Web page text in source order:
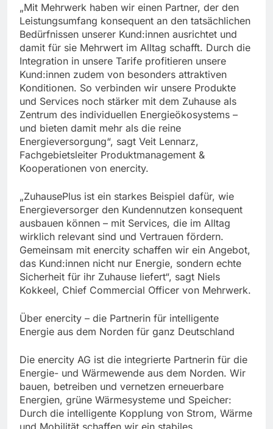
„Mit Mehrwerk haben wir einen Partner, der den
Leistungsumfang konsequent an den tatsächlichen
Bedürfnissen unserer Kund:innen ausrichtet und
damit für sie Mehrwert im Alltag schafft. Durch die
Integration in unsere Tarife profitieren unsere
Kund:innen zudem von besonders attraktiven
Konditionen. So verbinden wir unsere Produkte
und Services noch stärker mit dem Zuhause als
Zentrum des individuellen Energieökosystems –
und bieten damit mehr als die reine
Energieversorgung“, sagt Veit Lennarz,
Fachgebietsleiter Produktmanagement &
Kooperationen von enercity.
„ZuhausePlus ist ein starkes Beispiel dafür, wie
Energieversorger den Kundennutzen konsequent
ausbauen können – mit Services, die im Alltag
wirklich relevant sind und Vertrauen fördern.
Gemeinsam mit enercity schaffen wir ein Angebot,
das Kund:innen nicht nur Energie, sondern echte
Sicherheit für ihr Zuhause liefert“, sagt Niels
Kokkeel, Chief Commercial Officer von Mehrwerk.
Über enercity – die Partnerin für intelligente
Energie aus dem Norden für ganz Deutschland
Die enercity AG ist die integrierte Partnerin für die
Energie- und Wärmewende aus dem Norden. Wir
bauen, betreiben und vernetzen erneuerbare
Energien, grüne Wärmesysteme und Speicher:
Durch die intelligente Kopplung von Strom, Wärme
und Mobilität schaffen wir ein stabiles,